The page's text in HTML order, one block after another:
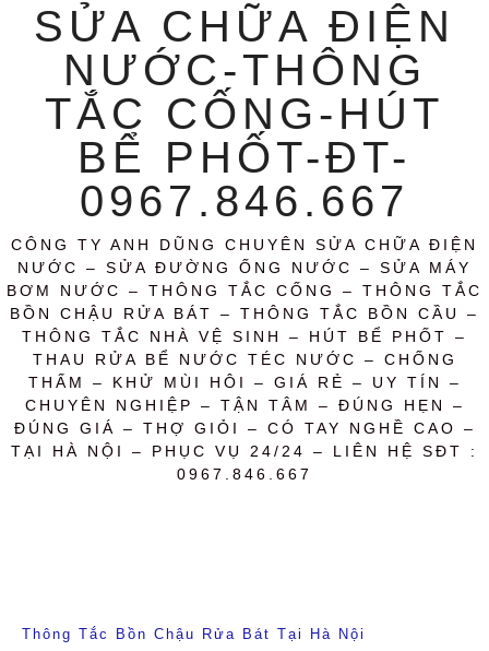
SỬA CHỮA ĐIỆN
NƯỚC-THÔNG
TẮC CỐNG-HÚT
BỂ PHỐT-ĐT-
0967.846.667
CÔNG TY ANH DŨNG CHUYÊN SỬA CHỮA ĐIỆN
NƯỚC – SỬA ĐƯỜNG ỐNG NƯỚC – SỬA MÁY
BƠM NƯỚC – THÔNG TẮC CỐNG – THÔNG TẮC
BỒN CHẬU RỬA BÁT – THÔNG TẮC BỒN CẦU –
THÔNG TẮC NHÀ VỆ SINH – HÚT BỂ PHỐT –
THAU RỬA BỂ NƯỚC TÉC NƯỚC – CHỐNG
THẤM – KHỬ MÙI HÔI – GIÁ RẺ – UY TÍN –
CHUYÊN NGHIỆP – TẬN TÂM – ĐÚNG HẸN –
ĐÚNG GIÁ – THỢ GIỎI – CÓ TAY NGHỀ CAO –
TẠI HÀ NỘI – PHỤC VỤ 24/24 – LIÊN HỆ SĐT :
0967.846.667
Thông Tắc Bồn Chậu Rửa Bát Tại Hà Nội